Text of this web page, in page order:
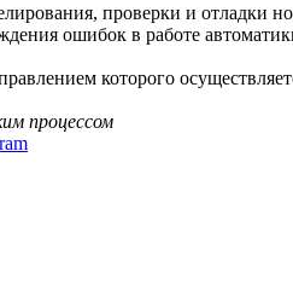
проверки и отладки
ошибок в работе
которого
процессом